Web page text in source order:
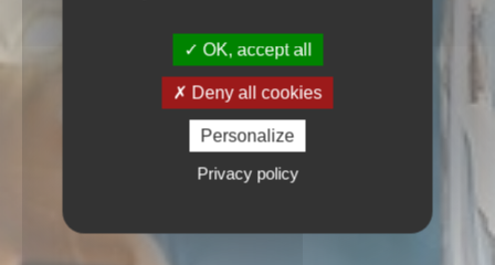
OK, accept all
Deny all cookies
Personalize
Privacy policy